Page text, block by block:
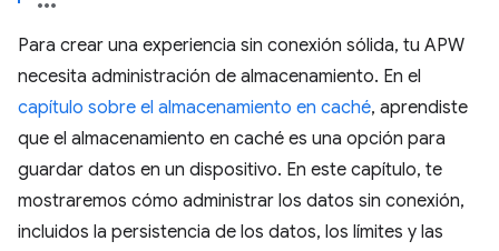
Para crear una experiencia sin conexión sólida, tu APW
necesita administración de almacenamiento. En el
capítulo sobre el almacenamiento en caché, aprendiste
que el almacenamiento en caché es una opción para
guardar datos en un dispositivo. En este capítulo, te
mostraremos cómo administrar los datos sin conexión,
incluidos la persistencia de los datos, los límites y las